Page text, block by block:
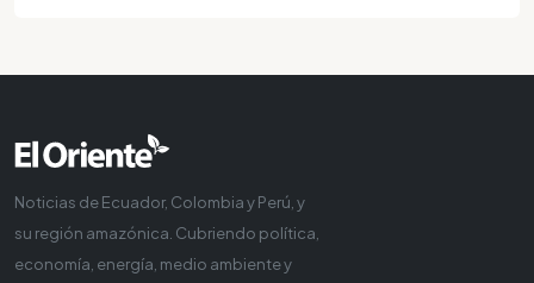
Noticias de Ecuador, Colombia y Perú, y
su región amazónica. Cubriendo política,
economía, energía, medio ambiente y